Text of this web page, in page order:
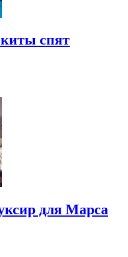
спят
для Марса